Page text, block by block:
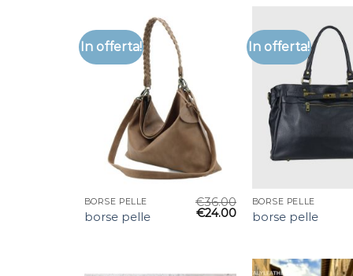
In offerta!
BORSE PELLE
borse pelle
€36.00
€24.00
In offerta!
BORSE PELLE
borse pelle